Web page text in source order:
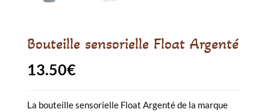
Bouteille sensorielle Float Argenté
13.50€
La bouteille sensorielle Float Argenté de la marque